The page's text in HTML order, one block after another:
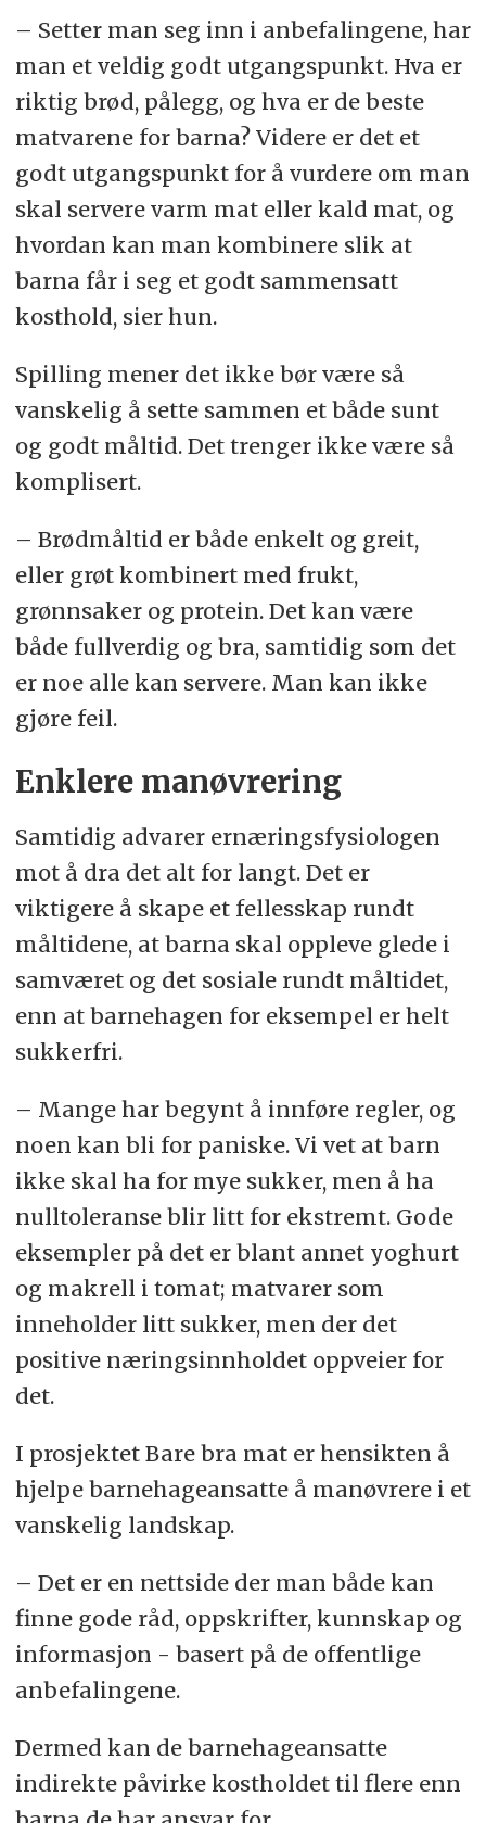
– Setter man seg inn i anbefalingene, har
man et veldig godt utgangspunkt. Hva er
riktig brød, pålegg, og hva er de beste
matvarene for barna? Videre er det et
godt utgangspunkt for å vurdere om man
skal servere varm mat eller kald mat, og
hvordan kan man kombinere slik at
barna får i seg et godt sammensatt
kosthold, sier hun.
Spilling mener det ikke bør være så
vanskelig å sette sammen et både sunt
og godt måltid. Det trenger ikke være så
komplisert.
– Brødmåltid er både enkelt og greit,
eller grøt kombinert med frukt,
grønnsaker og protein. Det kan være
både fullverdig og bra, samtidig som det
er noe alle kan servere. Man kan ikke
gjøre feil.
Enklere manøvrering
Samtidig advarer ernæringsfysiologen
mot å dra det alt for langt. Det er
viktigere å skape et fellesskap rundt
måltidene, at barna skal oppleve glede i
samværet og det sosiale rundt måltidet,
enn at barnehagen for eksempel er helt
sukkerfri.
– Mange har begynt å innføre regler, og
noen kan bli for paniske. Vi vet at barn
ikke skal ha for mye sukker, men å ha
nulltoleranse blir litt for ekstremt. Gode
eksempler på det er blant annet yoghurt
og makrell i tomat; matvarer som
inneholder litt sukker, men der det
positive næringsinnholdet oppveier for
det.
I prosjektet Bare bra mat er hensikten å
hjelpe barnehageansatte å manøvrere i et
vanskelig landskap.
– Det er en nettside der man både kan
finne gode råd, oppskrifter, kunnskap og
informasjon - basert på de offentlige
anbefalingene.
Dermed kan de barnehageansatte
indirekte påvirke kostholdet til flere enn